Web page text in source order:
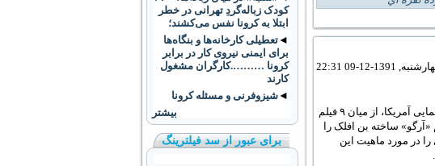
1391-12-09 22:31
پرویز جاهد - سرانجام آکادمی علوم و هنرهای سینمایی آمریکا، از میان ۹ فیلم
«آرگو» ساخته بن افلک را
در مورد ماهیت این
کودک زباله‌گردِ تهرانی در خطر
ابتلا به کرونا نفس می‌کشند؛
◄ تعطيلی کارخانه‌ها و بنگاه‌ها
برای ايمنی نيروی کار در برابر
کرونا ……….کارگران مشغول
کارند
◄ شیزوفرنی و مسئله کرونا
بیشتر
برای عبور از سد فیلترینگ